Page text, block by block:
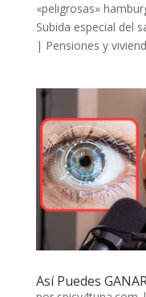
«peligrosas»
Subida especial del
| Pensiones y
Así Puedes